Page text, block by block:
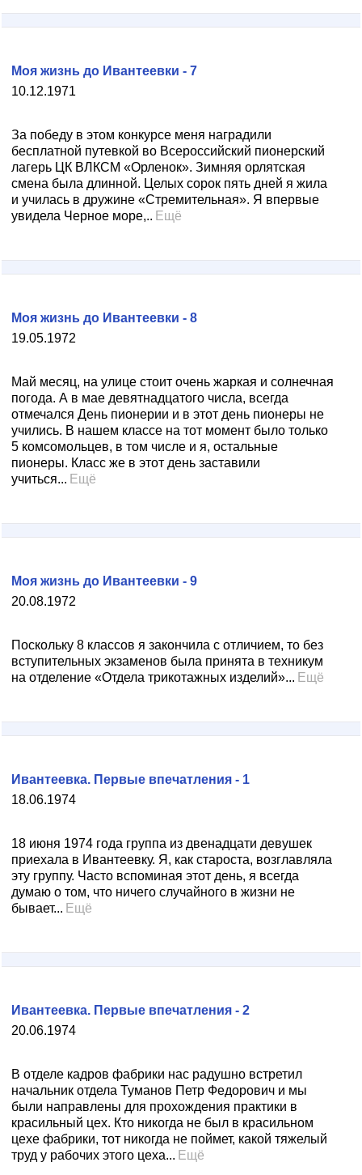
10.12.1971
Моя жизнь до Ивантеевки - 7
За победу в этом конкурсе меня наградили
бесплатной путевкой во Всероссийский пионерский
лагерь ЦК ВЛКСМ «Орленок». Зимняя орлятская
смена была длинной. Целых сорок пять дней я жила
и училась в дружине «Стремительная». Я впервые
увидела Черное море,.. Ещё
19.05.1972
Моя жизнь до Ивантеевки - 8
Май месяц, на улице стоит очень жаркая и солнечная
погода. А в мае девятнадцатого числа, всегда
отмечался День пионерии и в этот день пионеры не
учились. В нашем классе на тот момент было только
5 комсомольцев, в том числе и я, остальные
пионеры. Класс же в этот день заставили
учиться... Ещё
20.08.1972
Моя жизнь до Ивантеевки - 9
Поскольку 8 классов я закончила с отличием, то без
вступительных экзаменов была принята в техникум
на отделение «Отдела трикотажных изделий»... Ещё
18.06.1974
Ивантеевка. Первые впечатления - 1
18 июня 1974 года группа из двенадцати девушек
приехала в Ивантеевку. Я, как староста, возглавляла
эту группу. Часто вспоминая этот день, я всегда
думаю о том, что ничего случайного в жизни не
бывает... Ещё
20.06.1974
Ивантеевка. Первые впечатления - 2
В отделе кадров фабрики нас радушно встретил
начальник отдела Туманов Петр Федорович и мы
были направлены для прохождения практики в
красильный цех. Кто никогда не был в красильном
цехе фабрики, тот никогда не поймет, какой тяжелый
труд у рабочих этого цеха... Ещё